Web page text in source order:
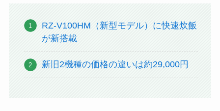
RZ-V100HM（新型モデル）に快速炊飯
が新搭載
新旧2機種の価格の違いは約29,000円